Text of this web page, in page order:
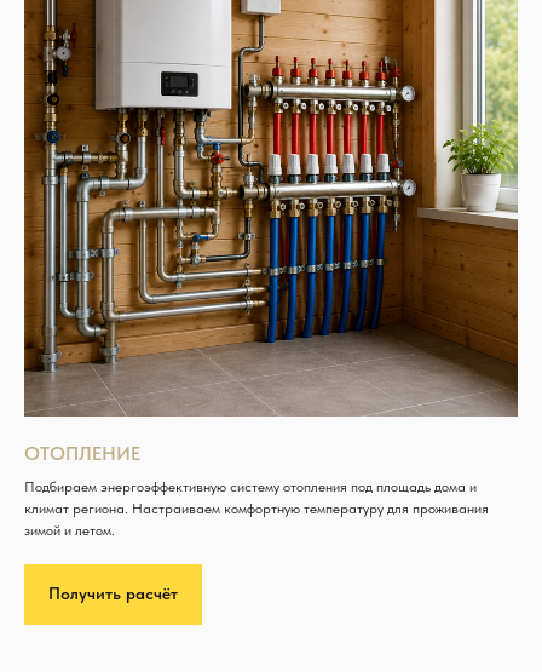
ОТОПЛЕНИЕ
Подбираем энергоэффективную систему отопления под площадь дома и
климат региона. Настраиваем комфортную температуру для проживания
зимой и летом.
Получить расчёт